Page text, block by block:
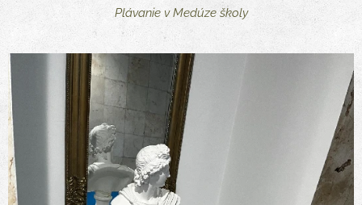
Plávanie v Medúze školy